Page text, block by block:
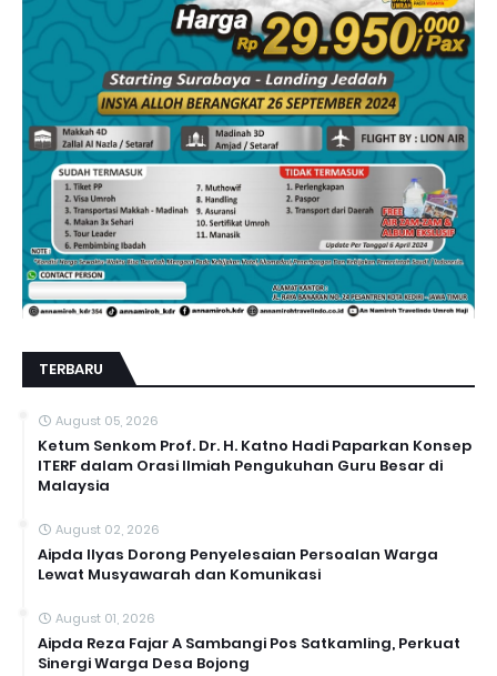
TERBARU
August 05, 2026
Ketum Senkom Prof. Dr. H. Katno Hadi Paparkan Konsep
ITERF dalam Orasi Ilmiah Pengukuhan Guru Besar di
Malaysia
August 02, 2026
Aipda Ilyas Dorong Penyelesaian Persoalan Warga
Lewat Musyawarah dan Komunikasi
August 01, 2026
Aipda Reza Fajar A Sambangi Pos Satkamling, Perkuat
Sinergi Warga Desa Bojong